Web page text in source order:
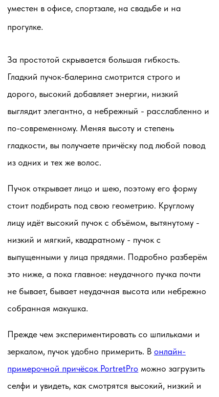
уместен в офисе, спортзале, на свадьбе и на
прогулке.
За простотой скрывается большая гибкость.
Гладкий пучок-балерина смотрится строго и
дорого, высокий добавляет энергии, низкий
выглядит элегантно, а небрежный - расслабленно и
по-современному. Меняя высоту и степень
гладкости, вы получаете причёску под любой повод
из одних и тех же волос.
Пучок открывает лицо и шею, поэтому его форму
стоит подбирать под свою геометрию. Круглому
лицу идёт высокий пучок с объёмом, вытянутому -
низкий и мягкий, квадратному - пучок с
выпущенными у лица прядями. Подробно разберём
это ниже, а пока главное: неудачного пучка почти
не бывает, бывает неудачная высота или небрежно
собранная макушка.
Прежде чем экспериментировать со шпильками и
зеркалом, пучок удобно примерить. В онлайн-
примерочной причёсок PortretPro можно загрузить
селфи и увидеть, как смотрятся высокий, низкий и